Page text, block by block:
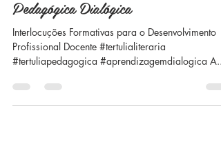
Aprendizagem Dialógica e Tertúlia
Pedagógica Dialógica
Interlocuções Formativas para o Desenvolvimento
#tertuliapedagogica #aprendizagemdialogica A...